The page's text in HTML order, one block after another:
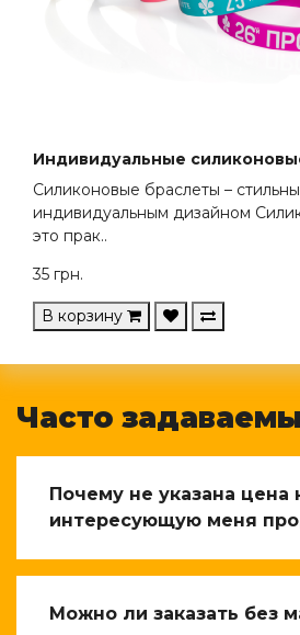
Индивидуальные
Силиконовые браслеты –
индивидуальным дизайном
это прак..
35 грн.
В корзину
Часто
Почему не указана цена
интересующую меня
Можно ли заказать без